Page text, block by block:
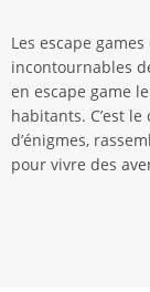
Les escape
incontournables
en escape game
habitants. C’est
d’énigmes,
pour vivre des